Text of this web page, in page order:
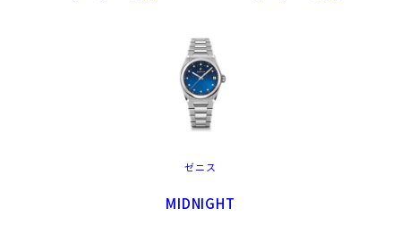
ゼニス
MIDNIGHT